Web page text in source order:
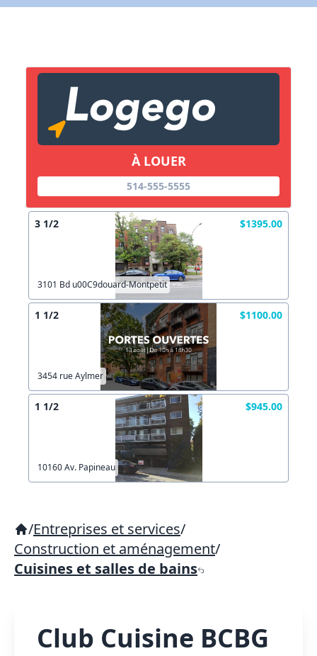
À LOUER
514-555-5555
3 1/2 $1395.00
3101 Bd u00C9douard-Montpetit
1 1/2 $1100.00
3454 rue Aylmer
1 1/2 $945.00
10160 Av. Papineau
/Entreprises et services/
Construction et aménagement/
Cuisines et salles de bains
Club Cuisine BCBG
Lien vers inscription (sera inclus dans courriel)
Copier lien
X Fermer Envoyez